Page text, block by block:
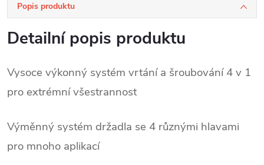
Popis produktu
Detailní popis produktu
Vysoce výkonný systém vrtání a šroubování 4 v 1
pro extrémní všestrannost
Výměnný systém držadla se 4 různými hlavami
pro mnoho aplikací